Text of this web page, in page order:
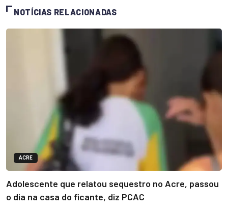
NOTÍCIAS RELACIONADAS
ACRE
Adolescente que relatou sequestro no Acre, passou
o dia na casa do ficante, diz PCAC